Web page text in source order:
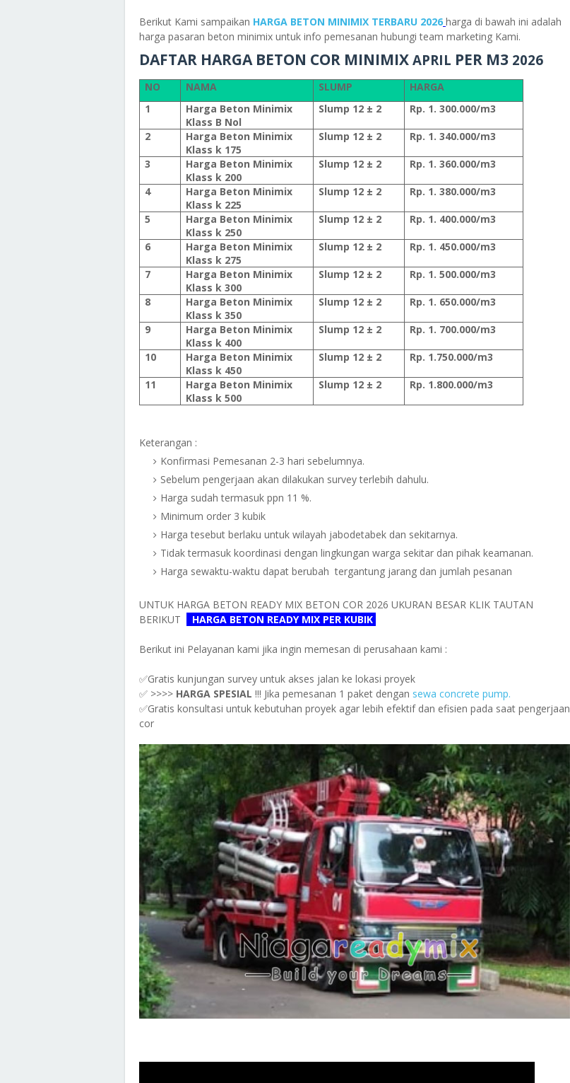
Berikut Kami sampaikan HARGA BETON MINIMIX TERBARU 2026 harga di bawah ini adalah
harga pasaran beton minimix untuk info pemesanan hubungi team marketing Kami.
DAFTAR HARGA BETON COR MINIMIX APRIL PER M3 2026
NO NAMA SLUMP
HARGA
1
Harga Beton Minimix
Klass B Nol
Slump 12 ± 2 Rp. 1. 300.000/m3
2
Harga Beton Minimix
Klass k 175
Slump 12 ± 2 Rp. 1. 340.000/m3
3
Harga Beton Minimix
Klass k 200
Slump 12 ± 2 Rp. 1. 360.000/m3
4
Harga Beton Minimix
Klass k 225
Slump 12 ± 2 Rp. 1. 380.000/m3
5
Harga Beton Minimix
Klass k 250
Slump 12 ± 2 Rp. 1. 400.000/m3
6
Harga Beton Minimix
Klass k 275
Slump 12 ± 2 Rp. 1. 450.000/m3
7
Harga Beton Minimix
Klass k 300
Slump 12 ± 2 Rp. 1. 500.000/m3
8
Harga Beton Minimix
Klass k 350
Slump 12 ± 2 Rp. 1. 650.000/m3
9
Harga Beton Minimix
Klass k 400
Slump 12 ± 2 Rp. 1. 700.000/m3
10
Harga Beton Minimix
Klass k 450
Slump 12 ± 2 Rp. 1.750.000/m3
11
Harga Beton Minimix
Klass k 500
Slump 12 ± 2 Rp. 1.800.000/m3
Keterangan :
Konfirmasi Pemesanan 2-3 hari sebelumnya.
Sebelum pengerjaan akan dilakukan survey terlebih dahulu.
Harga sudah termasuk ppn 11 %.
Minimum order 3 kubik
Harga tesebut berlaku untuk wilayah jabodetabek dan sekitarnya.
Tidak termasuk koordinasi dengan lingkungan warga sekitar dan pihak keamanan.
Harga sewaktu-waktu dapat berubah tergantung jarang dan jumlah pesanan
UNTUK HARGA BETON READY MIX BETON COR 2026 UKURAN BESAR KLIK TAUTAN
BERIKUT
HARGA BETON READY MIX PER KUBIK
Berikut ini Pelayanan kami jika ingin memesan di perusahaan kami :
✅Gratis kunjungan survey untuk akses jalan ke lokasi proyek
✅ >>>> HARGA SPESIAL !!! Jika pemesanan 1 paket dengan sewa concrete pump.
✅Gratis konsultasi untuk kebutuhan proyek agar lebih efektif dan efisien pada saat pengerjaan
cor